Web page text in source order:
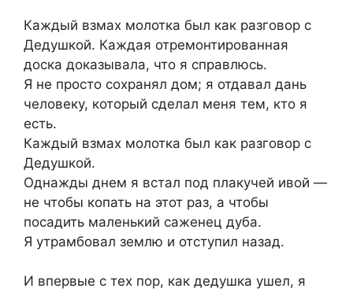
Каждый взмах молотка был как разговор с
Дедушкой. Каждая отремонтированная
доска доказывала, что я справлюсь.
Я не просто сохранял дом; я отдавал дань
человеку, который сделал меня тем, кто я
есть.
Каждый взмах молотка был как разговор с
Дедушкой.
Однажды днем я встал под плакучей ивой —
не чтобы копать на этот раз, а чтобы
посадить маленький саженец дуба.
Я утрамбовал землю и отступил назад.
И впервые с тех пор, как дедушка ушел, я